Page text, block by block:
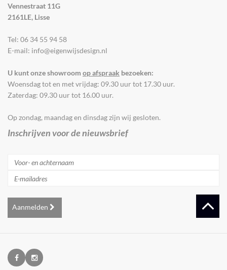
Vennestraat 11G
2161LE, Lisse
Tel: 06 34 55 94 58
E-mail: info@eigenwijsdesign.nl
U kunt onze showroom op afspraak bezoeken:
Woensdag tot en met vrijdag: 09.30 uur tot 17.30 uur.
Zaterdag: 09.30 uur tot 16.00 uur.
Op zondag, maandag en dinsdag zijn wij gesloten.
Inschrijven voor de nieuwsbrief
Aanmelden